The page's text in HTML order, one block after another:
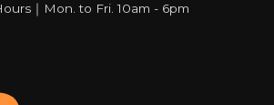
｜Mon. to Fri. 10am - 6pm